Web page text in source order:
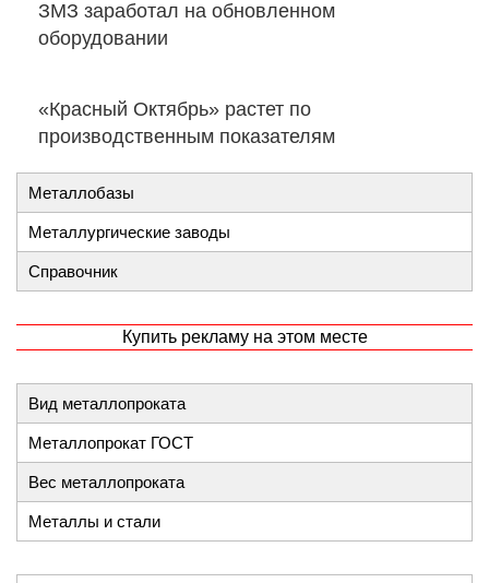
ЗМЗ заработал на обновленном
оборудовании
«Красный Октябрь» растет по
производственным показателям
Металлобазы
Металлургические заводы
Справочник
Купить рекламу на этом месте
Вид металлопроката
Металлопрокат ГОСТ
Вес металлопроката
Металлы и стали